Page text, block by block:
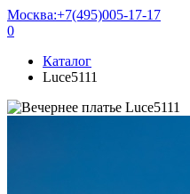
Москва:+7(495)005-17-17
0
Каталог
Luce5111